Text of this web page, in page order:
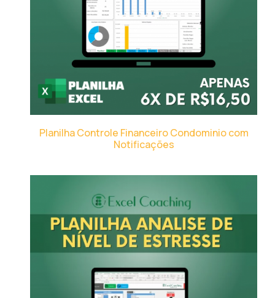
Planilha Controle Financeiro Condominio com
Notificações